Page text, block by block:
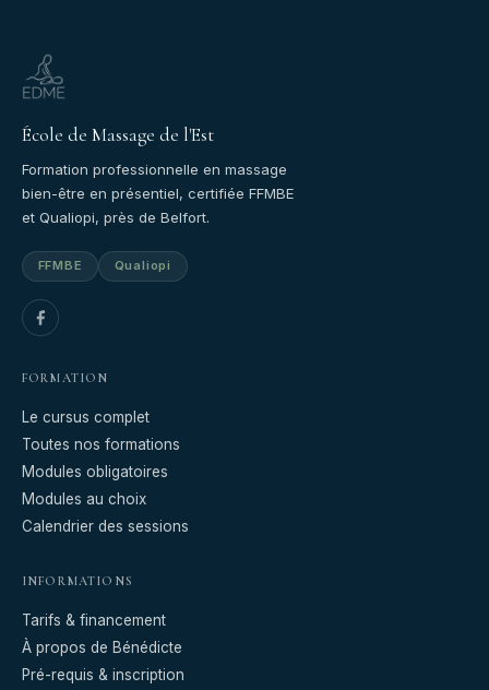
École de Massage de l'Est
Formation professionnelle en massage
bien-être en présentiel, certifiée FFMBE
et Qualiopi, près de Belfort.
FFMBE Qualiopi
FORMATION
Le cursus complet
Toutes nos formations
Modules obligatoires
Modules au choix
Calendrier des sessions
INFORMATIONS
Tarifs & financement
À propos de Bénédicte
Pré-requis & inscription